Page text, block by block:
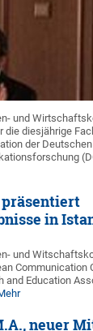
und
die diesjährige
der
in
und
Communication
and Education
neuer